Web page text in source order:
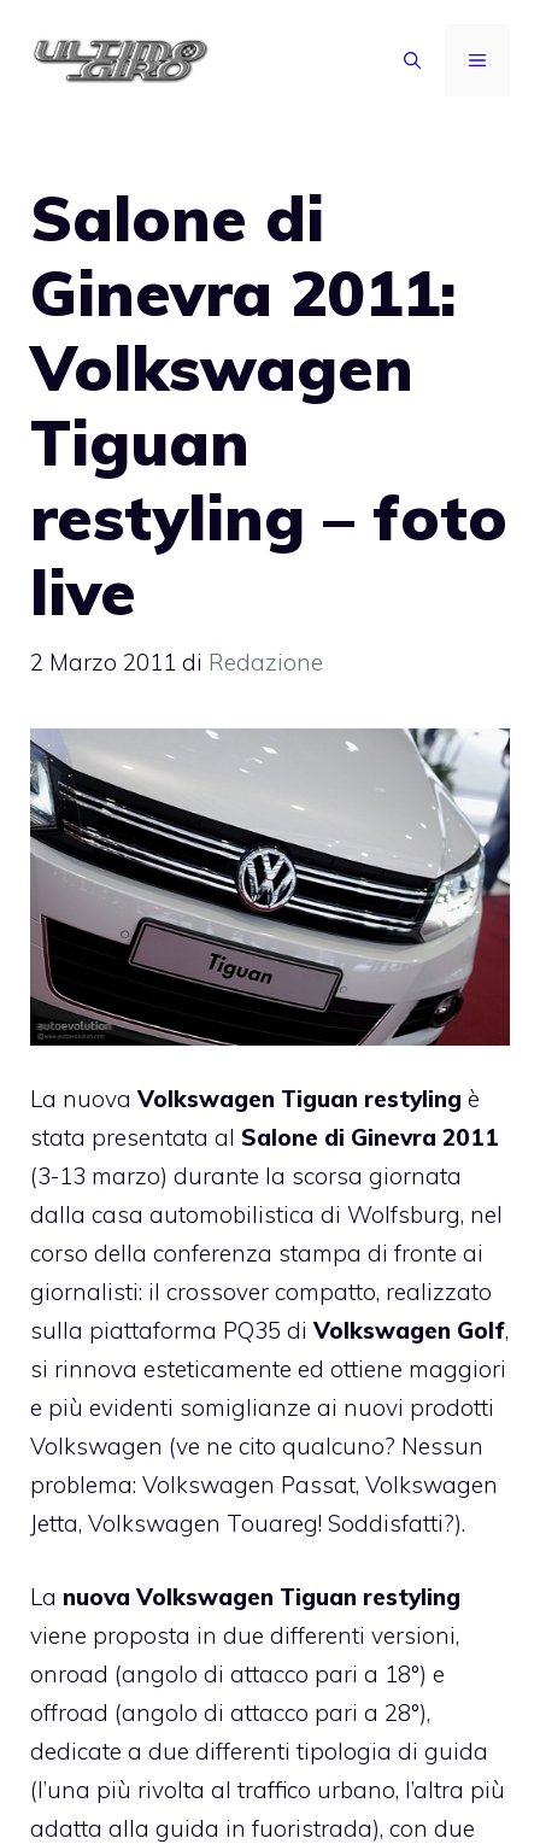
MENU
Salone di
Ginevra 2011:
Volkswagen
Tiguan
restyling – foto
live
2 Marzo 2011 di Redazione
La nuovaVolkswagen Tiguan restyling è
stata presentata al Salone di Ginevra 2011
(3-13 marzo) durante la scorsa giornata
dalla casa automobilistica di Wolfsburg, nel
corso della conferenza stampa di fronte ai
giornalisti: il crossover compatto, realizzato
sulla piattaforma PQ35 diVolkswagen Golf,
si rinnova esteticamente ed ottiene maggiori
e più evidenti somiglianze ai nuovi prodotti
Volkswagen (ve ne cito qualcuno? Nessun
problema: Volkswagen Passat, Volkswagen
Jetta, Volkswagen Touareg! Soddisfatti?).
La nuova Volkswagen Tiguan restyling
viene proposta in due differenti versioni,
onroad (angolo di attacco pari a 18°) e
offroad (angolo di attacco pari a 28°),
dedicate a due differenti tipologia di guida
(l’una più rivolta al traffico urbano, l’altra più
adatta alla guida in fuoristrada), con due